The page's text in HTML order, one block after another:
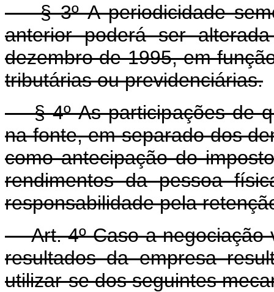
§ 3º A periodicidade
anterior poderá ser
dezembro de 1995, em
tributárias ou previdenciárias.
§ 4º As participações de
na fonte, em separado dos
como antecipação do
rendimentos da pessoa
responsabilidade pela
Art. 4º Caso a negociação
resultados da empresa
utilizar-se dos seguintes